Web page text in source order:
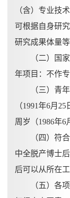
（含）专业技
可根据自身研
研究成果体量
（二）国
年项目：不作
（三）青
（1991年6月
周岁（1986年6
（四）符
中全脱产博士
后可以从所在
（五）各